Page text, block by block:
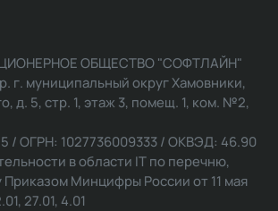
ОБЩЕСТВО "СОФТЛАЙН"
г. муниципальный округ Хамовники,
д. 5, стр. 1, этаж 3, помещ. 1, ком. №2,
/ ОГРН: 1027736009333 / ОКВЭД: 46.90
в области IT по перечню,
Минцифры России от 11 мая
27.01, 4.01